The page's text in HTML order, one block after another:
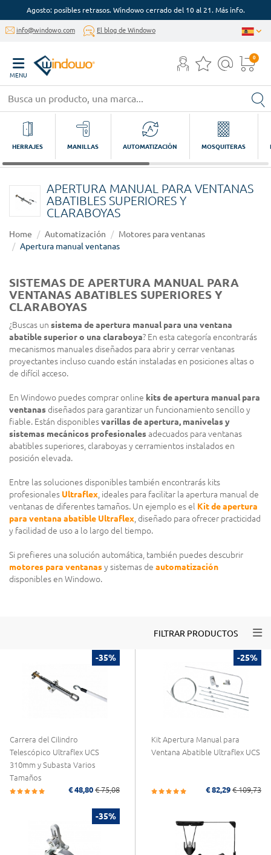
Agosto: posibles retrasos. Windowo cerrado del 10 al 21. Más info.
info@windowo.com El blog de Windowo
MENU
0
HERRAJES MANILLAS AUTOMATIZACIÓN MOSQUITERAS
APERTURA MANUAL PARA VENTANAS
ABATIBLES SUPERIORES Y
CLARABOYAS
Home Automatización
Motores para ventanas
Apertura manual ventanas
SISTEMAS DE APERTURA MANUAL PARA
VENTANAS ABATIBLES SUPERIORES Y
CLARABOYAS
¿Buscas un sistema de apertura manual para una ventana
abatible superior o una claraboya? En esta categoría encontrarás
mecanismos manuales diseñados para abrir y cerrar ventanas
proyectantes incluso cuando están instaladas en posiciones altas o
de difícil acceso.
En Windowo puedes comprar online kits de apertura manual para
ventanasdiseñados para garantizar un funcionamiento sencillo y
fiable. Están disponiblesvarillas de apertura, manivelas y
sistemas mecánicos profesionalesadecuados para ventanas
abatibles superiores, claraboyas y cerramientos instalados en
posición elevada.
Entre las soluciones disponibles también encontrarás kits
profesionales Ultraflex , ideales para facilitar la apertura manual de
ventanas de diferentes tamaños. Un ejemplo es el Kit de apertura
para ventana abatible Ultraflex , diseñado para ofrecer practicidad
y facilidad de uso a lo largo del tiempo.
Si prefieres una solución automática, también puedes descubrir
motores para ventanasy sistemas de automatización
disponibles en Windowo.
FILTRAR PRODUCTOS
-35%
Carrera del Cilindro
Telescópico Ultraflex UCS
310mm y Subasta Varios
Tamaños
€ 48,80 € 75,08
-25%
Kit Apertura Manual para
Ventana Abatible Ultraflex UCS
€ 82,29 € 109,73
-35%